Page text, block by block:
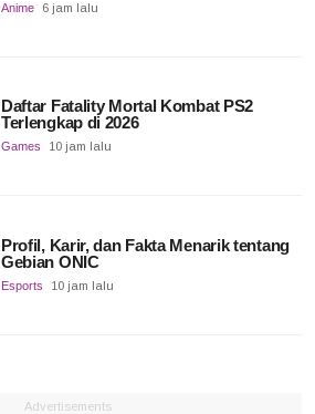
Anime 6 jam lalu
Daftar Fatality Mortal Kombat PS2
Terlengkap di 2026
Games 10 jam lalu
Profil, Karir, dan Fakta Menarik tentang
Gebian ONIC
Esports 10 jam lalu
Advertisements